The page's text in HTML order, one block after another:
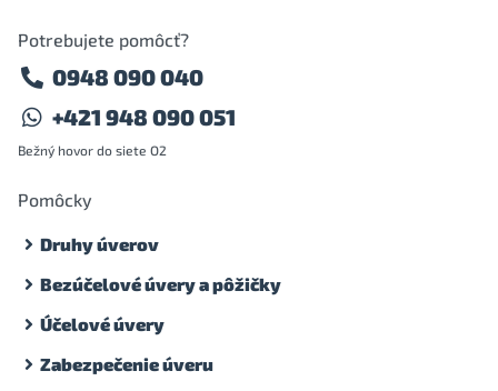
Potrebujete pomôcť?
0948 090 040
+421 948 090 051
Bežný hovor do siete O2
Pomôcky
Druhy úverov
Bezúčelové úvery a pôžičky
Účelové úvery
Zabezpečenie úveru